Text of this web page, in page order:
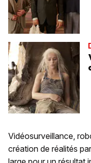
Vidéosurveillance,
création de réalités